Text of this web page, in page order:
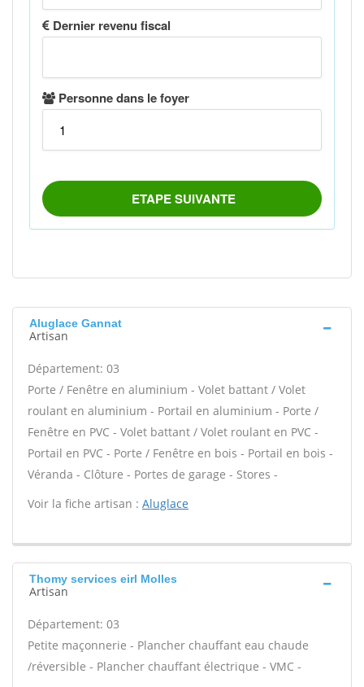
Aluglace Gannat
Artisan
Département: 03
Porte / Fenêtre en aluminium - Volet battant / Volet
roulant en aluminium - Portail en aluminium - Porte /
Fenêtre en PVC - Volet battant / Volet roulant en PVC -
Portail en PVC - Porte / Fenêtre en bois - Portail en bois -
Véranda - Clôture - Portes de garage - Stores -
Voir la fiche artisan : Aluglace
Thomy services eirl Molles
Artisan
Département: 03
Petite maçonnerie - Plancher chauffant eau chaude
/réversible - Plancher chauffant électrique - VMC -